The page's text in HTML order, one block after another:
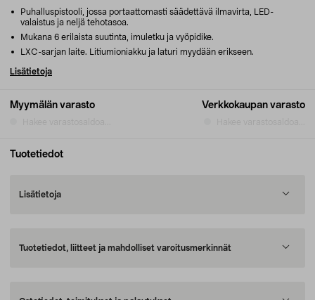
Myymälän varasto Verkkokaupan varasto
Puhalluspistooli, jossa portaattomasti säädettävä ilmavirta, LED-
valaistus ja neljä tehotasoa.
Mukana 6 erilaista suutinta, imuletku ja vyöpidike.
LXC-sarjan laite. Litiumioniakku ja laturi myydään erikseen.
Lisätietoja
Tuotetiedot
Lisätietoja
Tuotetiedot, liitteet ja mahdolliset varoitusmerkinnät